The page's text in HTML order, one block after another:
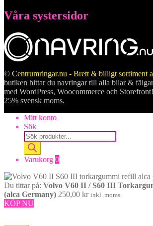
Våra systersidor
© Centrumringar.nu - Brett & billigt sortiment
butiken hittar du navringar till alla bilar &
med WordPress, Woocommerce och
25% svensk moms.
Mitt konto
Sök
Products
search
Varukorg 0
Du tittar på: Volvo V60 II / S60 III
(alca Germany) 250,00 kr inkl. moms
KÖP NU